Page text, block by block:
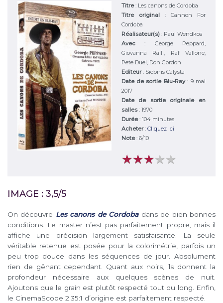
Titre: Les canons de Cordoba
Titre original : Cannon For
Cordoba
Réalisateur(s) : Paul Wendkos
Avec: George Peppard,
Giovanna Ralli, Raf Vallone,
Pete Duel, Don Gordon
Editeur: Sidonis Calysta
Date de sortie Blu-Ray: 9 mai
2017
Date de sortie originale en
salles: 1970
Durée: 104 minutes
Acheter: Cliquez ici
Note: 6/10
★★★★★
★★★★★
IMAGE : 3,5/5
On découvre Les canons de Cordobadans de bien bonnes
conditions. Le master n’est pas parfaitement propre, mais il
affiche une précision largement satisfaisante. La seule
véritable retenue est posée pour la colorimétrie, parfois un
peu trop douce dans les séquences de jour. Absolument
rien de gênant cependant. Quant aux noirs, ils donnent la
profondeur nécessaire aux quelques scènes de nuit.
Ajoutons que le grain est plutôt respecté tout du long. Enfin,
le CinemaScope 2.35:1 d’origine est parfaitement respecté.